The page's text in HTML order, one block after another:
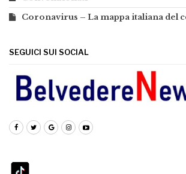
Coronavirus – La mappa italiana del
SEGUICI SUI SOCIAL